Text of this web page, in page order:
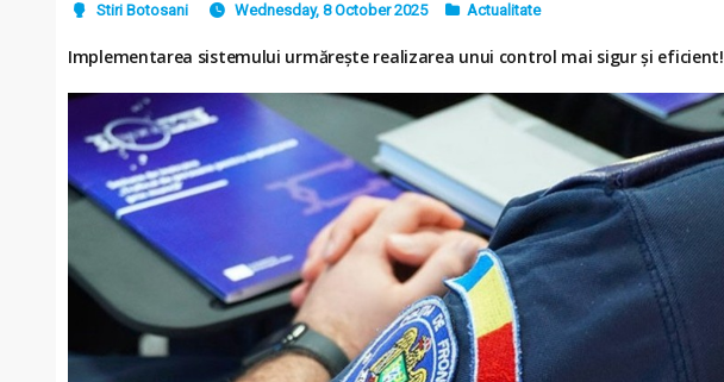
Stiri Botosani Wednesday, 8 October 2025 Actualitate
Implementarea sistemului urmărește realizarea unui control mai sigur și eficient!